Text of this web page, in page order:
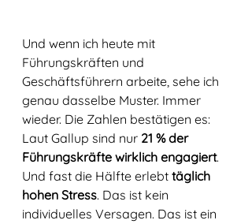
Und wenn ich heute mit
Führungskräften und
Geschäftsführern arbeite, sehe ich
genau dasselbe Muster. Immer
wieder. Die Zahlen bestätigen es:
Laut Gallup sind nur 21 % der
Führungskräfte wirklich engagiert.
Und fast die Hälfte erlebt täglich
hohen Stress. Das ist kein
individuelles Versagen. Das ist ein